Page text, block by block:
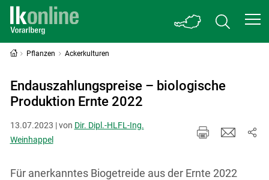
Pflanzen Ackerkulturen
Endauszahlungspreise – biologische
Produktion Ernte 2022
13.07.2023 | von Dir. Dipl.-HLFL-Ing.
Weinhappel
Für anerkanntes Biogetreide aus der Ernte 2022